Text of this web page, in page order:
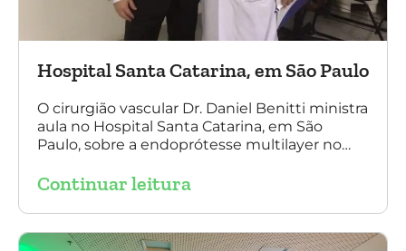
Hospital Santa Catarina, em São Paulo
O cirurgião vascular Dr. Daniel Benitti ministra
aula no Hospital Santa Catarina, em São
Paulo, sobre a endoprótesse multilayer no
experiência nacional e mundial com esta
Daniel Benitti e à direita Dr. Carlos Alberto
Fernandes Costa)
Continuar leitura